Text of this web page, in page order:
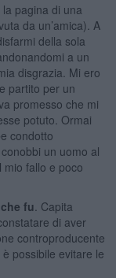
pagina di una
da un’amica). A
della sola
a un
disgrazia. Mi ero
partito per un
promesso che mi
potuto. Ormai
condotto
un uomo al
fallo e poco
fu . Capita
di aver
controproducente
possibile evitare le